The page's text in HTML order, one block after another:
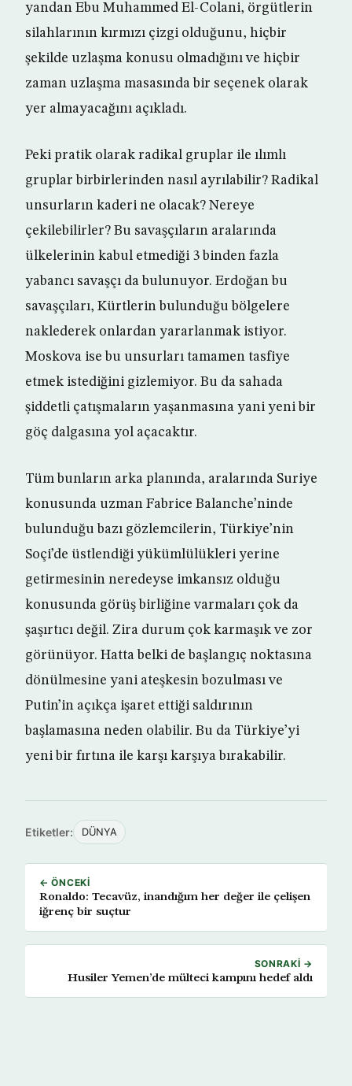
yandan Ebu Muhammed El-Colani, örgütlerin
silahlarının kırmızı çizgi olduğunu, hiçbir
şekilde uzlaşma konusu olmadığını ve hiçbir
zaman uzlaşma masasında bir seçenek olarak
yer almayacağını açıkladı.
Peki pratik olarak radikal gruplar ile ılımlı
gruplar birbirlerinden nasıl ayrılabilir? Radikal
unsurların kaderi ne olacak? Nereye
çekilebilirler? Bu savaşçıların aralarında
ülkelerinin kabul etmediği 3 binden fazla
yabancı savaşçı da bulunuyor. Erdoğan bu
savaşçıları, Kürtlerin bulunduğu bölgelere
naklederek onlardan yararlanmak istiyor.
Moskova ise bu unsurları tamamen tasfiye
etmek istediğini gizlemiyor. Bu da sahada
şiddetli çatışmaların yaşanmasına yani yeni bir
göç dalgasına yol açacaktır.
Tüm bunların arka planında, aralarında Suriye
konusunda uzman Fabrice Balanche’ninde
bulunduğu bazı gözlemcilerin, Türkiye’nin
Soçi’de üstlendiği yükümlülükleri yerine
getirmesinin neredeyse imkansız olduğu
konusunda görüş birliğine varmaları çok da
şaşırtıcı değil. Zira durum çok karmaşık ve zor
görünüyor. Hatta belki de başlangıç noktasına
dönülmesine yani ateşkesin bozulması ve
Putin’in açıkça işaret ettiği saldırının
başlamasına neden olabilir. Bu da Türkiye’yi
yeni bir fırtına ile karşı karşıya bırakabilir.
Etiketler: DÜNYA
← ÖNCEKI
Ronaldo: Tecavüz, inandığım her değer ile çelişen
iğrenç bir suçtur
SONRAKI →
Husiler Yemen’de mülteci kampını hedef aldı